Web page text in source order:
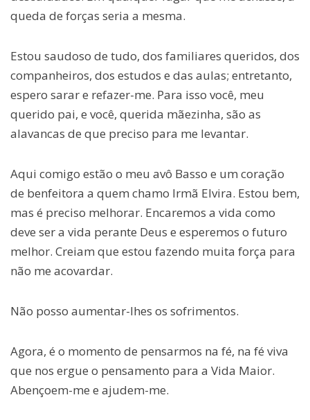
queda de forças seria a mesma.
Estou saudoso de tudo, dos familiares queridos, dos
companheiros, dos estudos e das aulas; entretanto,
espero sarar e refazer-me. Para isso você, meu
querido pai, e você, querida mãezinha, são as
alavancas de que preciso para me levantar.
Aqui comigo estão o meu avô Basso e um coração
de benfeitora a quem chamo Irmã Elvira. Estou bem,
mas é preciso melhorar. Encaremos a vida como
deve ser a vida perante Deus e esperemos o futuro
melhor. Creiam que estou fazendo muita força para
não me acovardar.
Não posso aumentar-lhes os sofrimentos.
Agora, é o momento de pensarmos na fé, na fé viva
que nos ergue o pensamento para a Vida Maior.
Abençoem-me e ajudem-me.